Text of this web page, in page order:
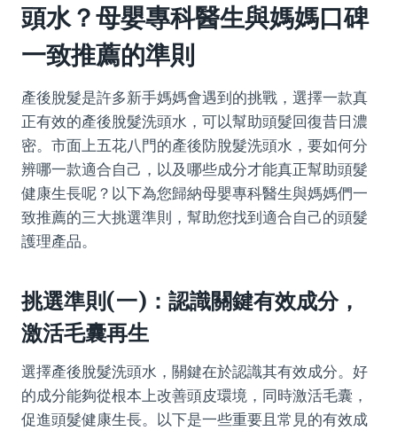
頭水？母嬰專科醫生與媽媽口碑
一致推薦的準則
產後脫髮是許多新手媽媽會遇到的挑戰，選擇一款真
正有效的產後脫髮洗頭水，可以幫助頭髮回復昔日濃
密。市面上五花八門的產後防脫髮洗頭水，要如何分
辨哪一款適合自己，以及哪些成分才能真正幫助頭髮
健康生長呢？以下為您歸納母嬰專科醫生與媽媽們一
致推薦的三大挑選準則，幫助您找到適合自己的頭髮
護理產品。
挑選準則(一)：認識關鍵有效成分，
激活毛囊再生
選擇產後脫髮洗頭水，關鍵在於認識其有效成分。好
的成分能夠從根本上改善頭皮環境，同時激活毛囊，
促進頭髮健康生長。以下是一些重要且常見的有效成